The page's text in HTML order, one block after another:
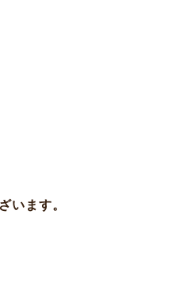
います。